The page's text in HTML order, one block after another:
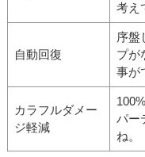
考え
自動回復
序盤
プが
事が
カラフルダメー
ジ軽減
パー
ね。